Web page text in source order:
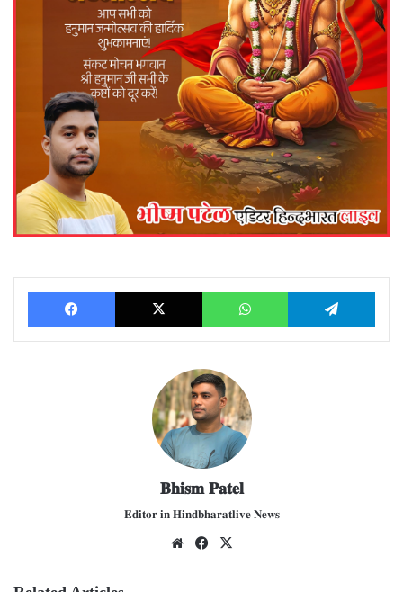
Facebook X WhatsApp
𝐁𝐡𝐢𝐬𝐦 𝐏𝐚𝐭𝐞𝐥
𝐄𝐝𝐢𝐭𝐨𝐫 𝐢𝐧 𝐇𝐢𝐧𝐝𝐛𝐡𝐚𝐫𝐚𝐭𝐥𝐢𝐯𝐞 𝐍𝐞𝐰𝐬
We
Fac